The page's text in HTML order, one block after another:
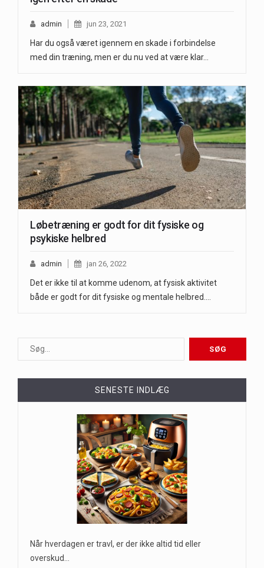
admin jun 23, 2021
Har du også været igennem en skade i forbindelse
med din træning, men er du nu ved at være klar…
Løbetræning er godt for dit fysiske og
psykiske helbred
admin jan 26, 2022
Det er ikke til at komme udenom, at fysisk aktivitet
både er godt for dit fysiske og mentale helbred.…
SENESTE INDLÆG
Når hverdagen er travl, er der ikke altid tid eller
overskud…